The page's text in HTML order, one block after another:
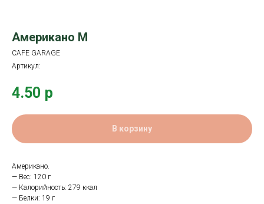
Американо М
CAFE GARAGE
Артикул:
4.50 р
В корзину
Американо.
— Вес: 120 г
— Калорийность: 279 ккал
— Белки: 19 г